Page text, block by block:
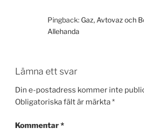
Pingback: Gaz, Avtovaz och
Allehanda
Lämna ett svar
Din e-postadress kommer inte
Obligatoriska fält är märkta*
Kommentar*